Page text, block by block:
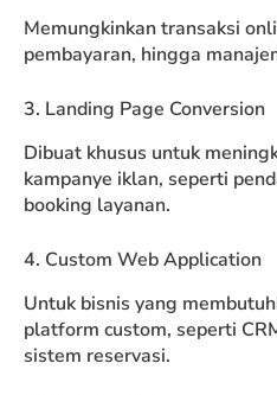
Memungkinkan transaksi
pembayaran, hingga
3. Landing Page Conversion
Dibuat khusus untuk
kampanye iklan, seperti
booking layanan.
4. Custom Web Application
Untuk bisnis yang
platform custom, seperti
sistem reservasi.